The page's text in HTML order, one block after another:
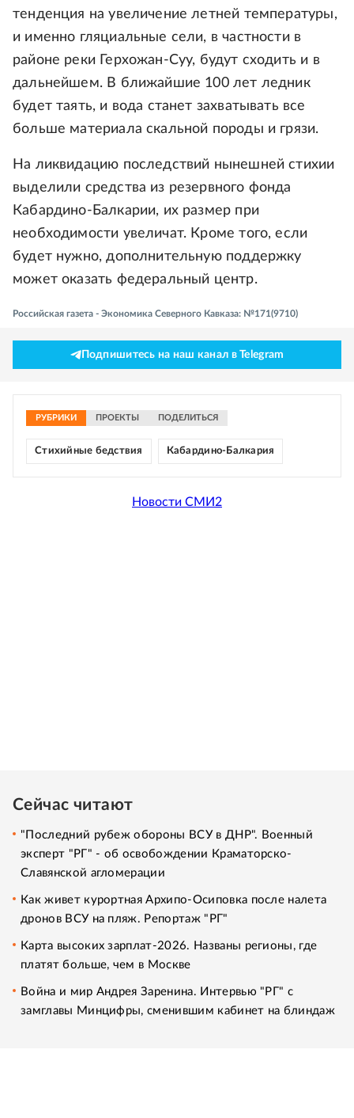
тенденция на увеличение летней температуры,
и именно гляциальные сели, в частности в
районе реки Герхожан-Суу, будут сходить и в
дальнейшем. В ближайшие 100 лет ледник
будет таять, и вода станет захватывать все
больше материала скальной породы и грязи.
На ликвидацию последствий нынешней стихии
выделили средства из резервного фонда
Кабардино-Балкарии, их размер при
необходимости увеличат. Кроме того, если
будет нужно, дополнительную поддержку
может оказать федеральный центр.
Российская газета - Экономика Северного Кавказа: №171(9710)
Подпишитесь на наш канал в Telegram
РУБРИКИ ПРОЕКТЫ ПОДЕЛИТЬСЯ
Стихийные бедствия Кабардино-Балкария
Новости СМИ2
Сейчас читают
"Последний рубеж обороны ВСУ в ДНР". Военный
эксперт "РГ" - об освобождении Краматорско-
Славянской агломерации
Как живет курортная Архипо-Осиповка после налета
дронов ВСУ на пляж. Репортаж "РГ"
Карта высоких зарплат-2026. Названы регионы, где
платят больше, чем в Москве
Война и мир Андрея Заренина. Интервью "РГ" с
замглавы Минцифры, сменившим кабинет на блиндаж